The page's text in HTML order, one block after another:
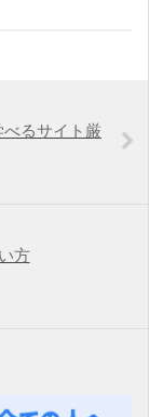
るサイト厳
方